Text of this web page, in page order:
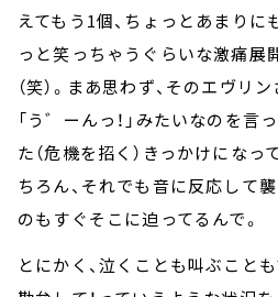
えてもう1個、ちょっとあまりに
っと笑っちゃうぐらいな激痛展
（笑）。まあ思わず、そのエヴリン
「う゛ーんっ！」みたいなのを言
た（危機を招く）きっかけにな
ちろん、それでも音に反応して襲
のもすぐそこに迫ってるんで。
とにかく、泣くことも叫ぶこと